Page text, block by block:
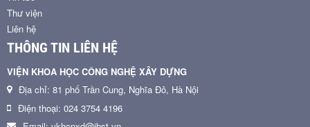
Thư viện
Liên hệ
THÔNG TIN LIÊN HỆ
VIỆN KHOA HỌC CÔNG NGHỆ XÂY DỰNG
Địa chỉ: 81 phố Trần Cung, Nghĩa Đô, Hà Nội
Điện thoại: 024 3754 4196